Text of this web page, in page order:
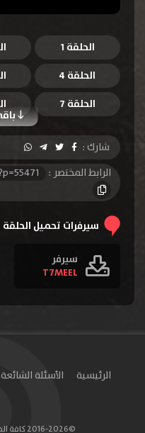
الحلقة 1
الحلقة 4
الحلقة 7
الحلقة 10
الحلقة 13
الحلقة 25
شارك :
الرابط المختصر :
سيرفرات تحميل الحلقة
سيرفر
T7MEEL
الرئيسية الأسئلة الشائعة
©2016-2026 كافة الحقوق محفوظة. فاصل إعلاني.